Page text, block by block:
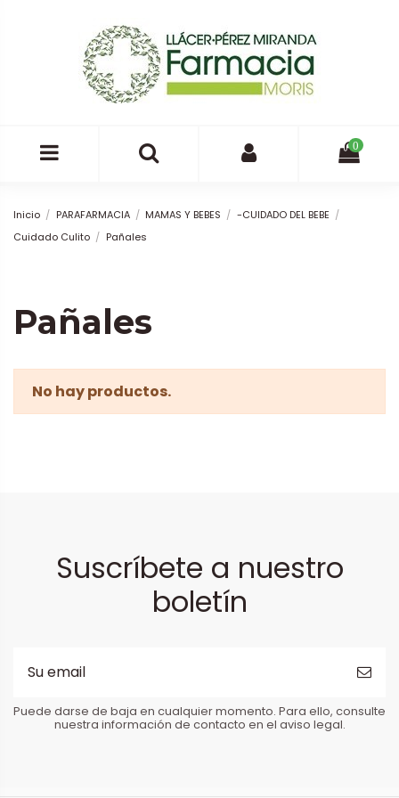
0
Inicio PARAFARMACIA MAMAS Y BEBES
-CUIDADO DEL BEBE
Cuidado Culito
Pañales
Pañales
No hay productos.
Suscríbete a nuestro
boletín
Puede darse de baja en cualquier momento. Para ello, consulte
nuestra información de contacto en el aviso legal.